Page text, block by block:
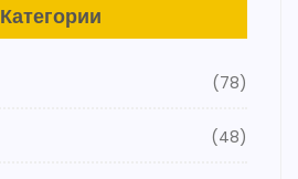
Категории
(78)
(48)